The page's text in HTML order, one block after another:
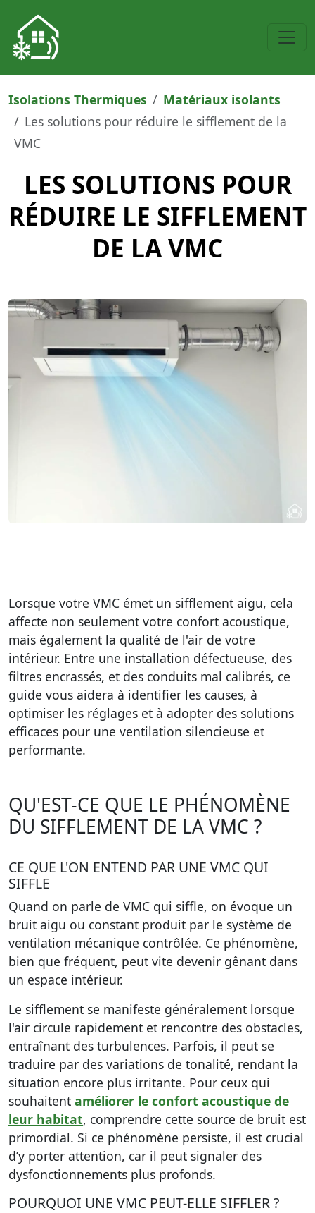
Isolations Thermiques
Matériaux isolants
Les solutions pour réduire le sifflement de la
VMC
LES SOLUTIONS POUR
RÉDUIRE LE SIFFLEMENT
DE LA VMC
Lorsque votre VMC émet un sifflement aigu, cela
affecte non seulement votre confort acoustique,
mais également la qualité de l'air de votre
intérieur. Entre une installation défectueuse, des
filtres encrassés, et des conduits mal calibrés, ce
guide vous aidera à identifier les causes, à
optimiser les réglages et à adopter des solutions
efficaces pour une ventilation silencieuse et
performante.
QU'EST-CE QUE LE PHÉNOMÈNE
DU SIFFLEMENT DE LA VMC ?
CE QUE L'ON ENTEND PAR UNE VMC QUI
SIFFLE
Quand on parle de VMC qui siffle, on évoque un
bruit aigu ou constant produit par le système de
ventilation mécanique contrôlée. Ce phénomène,
bien que fréquent, peut vite devenir gênant dans
un espace intérieur.
Le sifflement se manifeste généralement lorsque
l'air circule rapidement et rencontre des obstacles,
entraînant des turbulences. Parfois, il peut se
traduire par des variations de tonalité, rendant la
situation encore plus irritante. Pour ceux qui
souhaitent améliorer le confort acoustique de
leur habitat, comprendre cette source de bruit est
primordial. Si ce phénomène persiste, il est crucial
d’y porter attention, car il peut signaler des
dysfonctionnements plus profonds.
POURQUOI UNE VMC PEUT-ELLE SIFFLER ?